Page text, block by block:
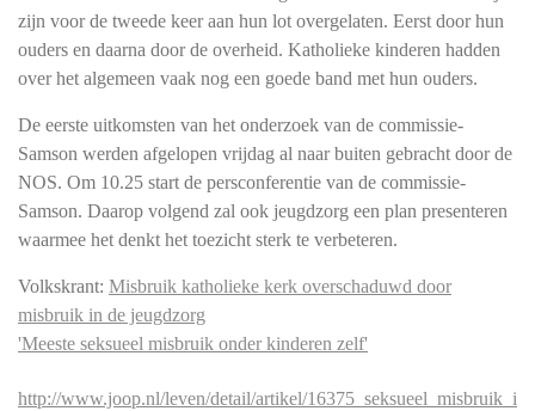
zijn voor de tweede keer aan hun lot overgelaten. Eerst door hun
ouders en daarna door de overheid. Katholieke kinderen hadden
over het algemeen vaak nog een goede band met hun ouders.
De eerste uitkomsten van het onderzoek van de commissie-
Samson werden afgelopen vrijdag al naar buiten gebracht door de
NOS. Om 10.25 start de persconferentie van de commissie-
Samson. Daarop volgend zal ook jeugdzorg een plan presenteren
waarmee het denkt het toezicht sterk te verbeteren.
Volkskrant: Misbruik katholieke kerk overschaduwd door
misbruik in de jeugdzorg
'Meeste seksueel misbruik onder kinderen zelf'
http://www.joop.nl/leven/detail/artikel/16375_seksueel_misbruik_i